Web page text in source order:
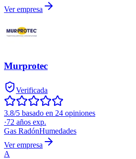
Ver empresa
Murprotec
Verificada
3.8/5 basado en 24 opiniones
·72 años exp.
Gas RadónHumedades
Ver empresa
A